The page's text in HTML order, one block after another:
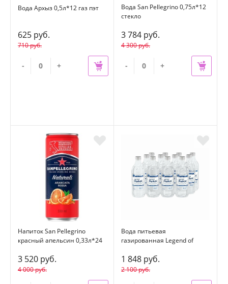
Вода Архыз 0,5л*12 газ пэт
625 руб.
710 руб.
- +
Вода San Pellegrino 0,75л*12
стекло
3 784 руб.
4 300 руб.
- +
Напиток San Pellegrino
красный апельсин 0,33л*24
3 520 руб.
4 000 руб.
Вода питьевая
газированная Legend of
0,33л*12 шт стекло
1 848 руб.
2 100 руб.